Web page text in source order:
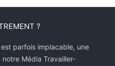
?
parfois implacable, une
Média Travailler-